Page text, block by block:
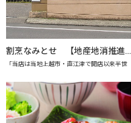
割烹なみとせ 【地産地消推進の店「プレミアム認定店」】
「当店は当地上越市・直江津で開店以来半世